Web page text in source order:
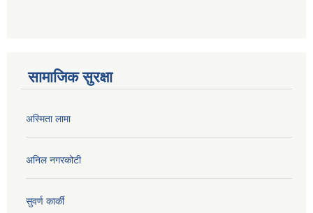
सामाजिक सुरक्षा
अस्मिता लामा
अनिल नगरकोटी
सुवर्ण कार्की